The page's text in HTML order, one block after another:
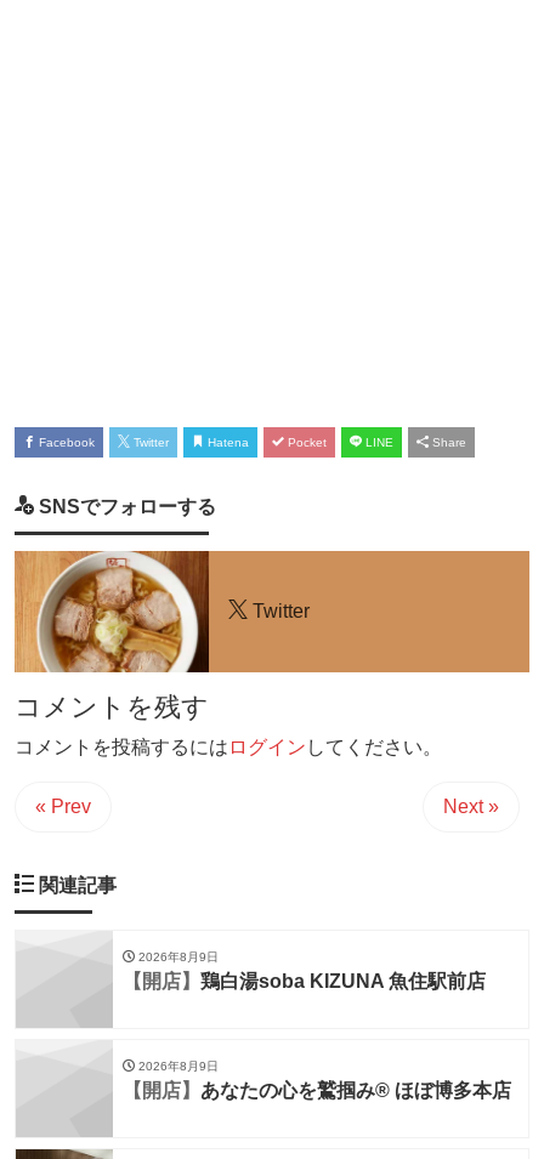
Facebook Twitter Hatena Pocket LINE Share
SNSでフォローする
Twitter
コメントを残す
コメントを投稿するには ログイン してください。
« Prev Next »
関連記事
2026年8月9日
【開店】 鶏白湯soba KIZUNA 魚住駅前店
2026年8月9日
【開店】 あなたの心を鷲掴み® ほぼ博多本店